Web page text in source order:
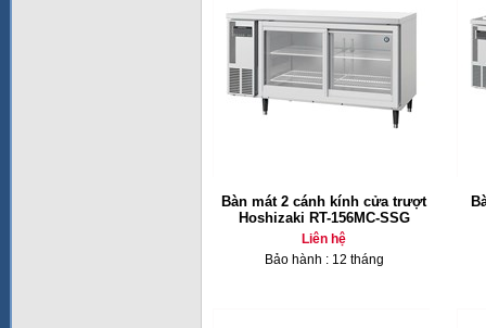
Bàn mát 2 cánh kính cửa trượt
Hoshizaki RT-156MC-SSG
Liên hệ
Bảo hành : 12 tháng